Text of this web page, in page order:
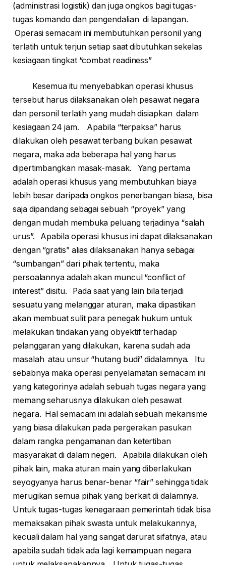
(administrasi logistik) dan juga ongkos bagi tugas-
tugas komando dan pengendalian di lapangan.
Operasi semacam ini membutuhkan personil yang
terlatih untuk terjun setiap saat dibutuhkan sekelas
kesiagaan tingkat “combat readiness”
Kesemua itu menyebabkan operasi khusus
tersebut harus dilaksanakan oleh pesawat negara
dan personil terlatih yang mudah disiapkan dalam
kesiagaan 24 jam. Apabila “terpaksa” harus
dilakukan oleh pesawat terbang bukan pesawat
negara, maka ada beberapa hal yang harus
dipertimbangkan masak-masak. Yang pertama
adalah operasi khusus yang membutuhkan biaya
lebih besar daripada ongkos penerbangan biasa, bisa
saja dipandang sebagai sebuah “proyek” yang
dengan mudah membuka peluang terjadinya “salah
urus”. Apabila operasi khusus ini dapat dilaksanakan
dengan “gratis” alias dilaksanakan hanya sebagai
“sumbangan” dari pihak tertentu, maka
persoalannya adalah akan muncul “conflict of
interest” disitu. Pada saat yang lain bila terjadi
sesuatu yang melanggar aturan, maka dipastikan
akan membuat sulit para penegak hukum untuk
melakukan tindakan yang obyektif terhadap
pelanggaran yang dilakukan, karena sudah ada
masalah atau unsur “hutang budi” didalamnya. Itu
sebabnya maka operasi penyelamatan semacam ini
yang kategorinya adalah sebuah tugas negara yang
memang seharusnya dilakukan oleh pesawat
negara. Hal semacam ini adalah sebuah mekanisme
yang biasa dilakukan pada pergerakan pasukan
dalam rangka pengamanan dan ketertiban
masyarakat di dalam negeri. Apabila dilakukan oleh
pihak lain, maka aturan main yang diberlakukan
seyogyanya harus benar-benar “fair” sehingga tidak
merugikan semua pihak yang berkait di dalamnya.
Untuk tugas-tugas kenegaraan pemerintah tidak bisa
memaksakan pihak swasta untuk melakukannya,
kecuali dalam hal yang sangat darurat sifatnya, atau
apabila sudah tidak ada lagi kemampuan negara